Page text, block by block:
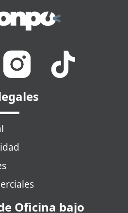
Oficina bajo